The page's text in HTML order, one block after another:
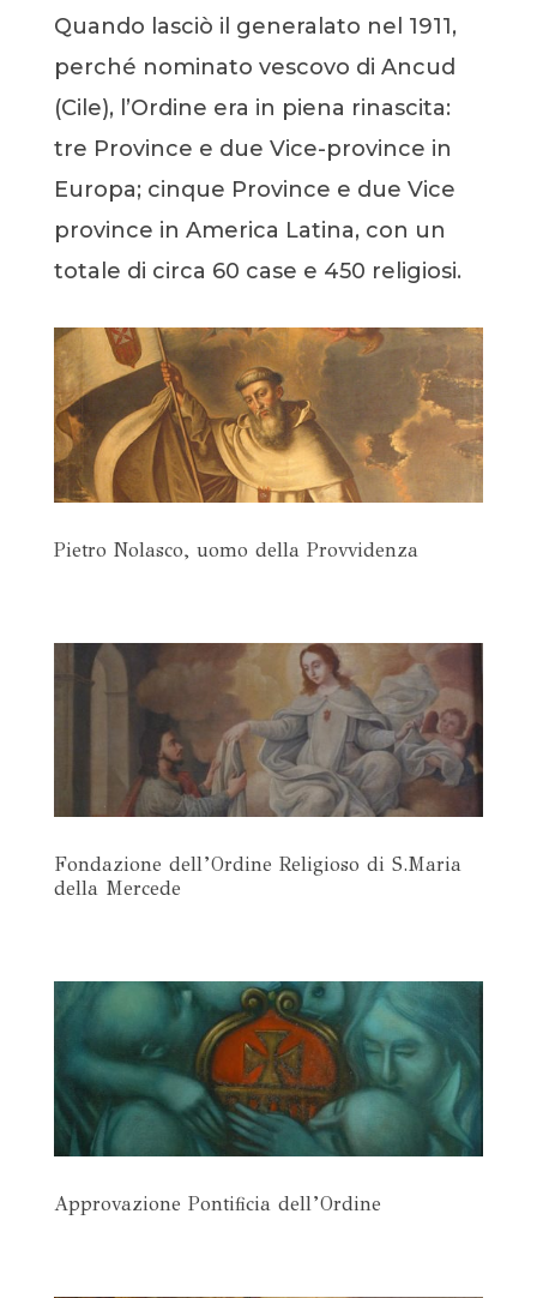
Quando lasciò il generalato nel 1911,
perché nominato vescovo di Ancud
(Cile), l’Ordine era in piena rinascita:
tre Province e due Vice-province in
Europa; cinque Province e due Vice
province in America Latina, con un
totale di circa 60 case e 450 religiosi.
Pietro Nolasco, uomo della Provvidenza
Fondazione dell’Ordine Religioso di S.Maria
della Mercede
Approvazione Pontificia dell’Ordine